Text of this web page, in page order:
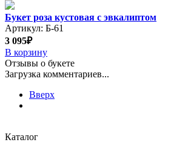
Букет роза кустовая с эвкалиптом
Артикул: Б-61
3 095₽
В корзину
Отзывы о букете
Загрузка комментариев...
Вверх
Каталог